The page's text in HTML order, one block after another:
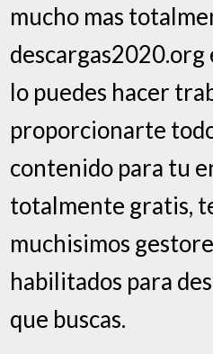
mucho mas
descargas2020.org
lo puedes hacer
proporcionarte
contenido para tu
totalmente gratis,
muchisimos
habilitados para
que buscas.